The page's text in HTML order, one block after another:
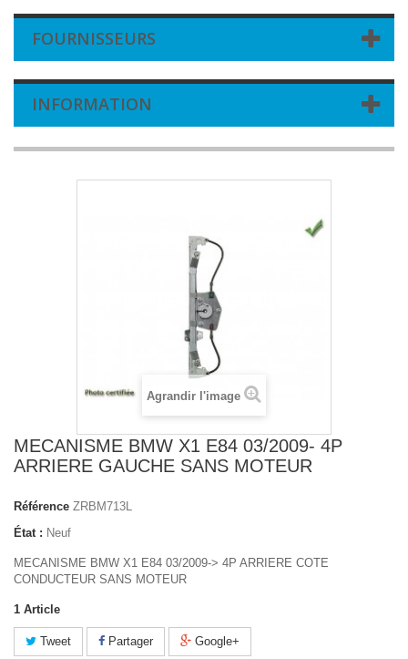
FOURNISSEURS
INFORMATION
Agrandir l'image
MECANISME BMW X1 E84 03/2009- 4P
ARRIERE GAUCHE SANS MOTEUR
Référence ZRBM713L
État : Neuf
MECANISME BMW X1 E84 03/2009-> 4P ARRIERE COTE
CONDUCTEUR SANS MOTEUR
1 Article
Tweet Partager Google+